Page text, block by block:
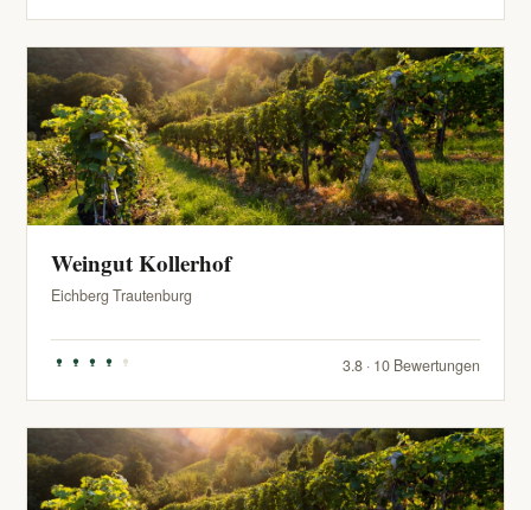
Weingut Kollerhof
Eichberg Trautenburg
3.8 · 10 Bewertungen